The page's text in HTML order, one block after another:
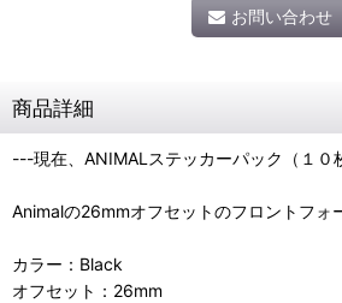
お問い合わせ
商品詳細
---現在、ANIMALステッカーパック（１
Animalの26mmオフセットのフロントフォ
カラー：Black
オフセット：26mm